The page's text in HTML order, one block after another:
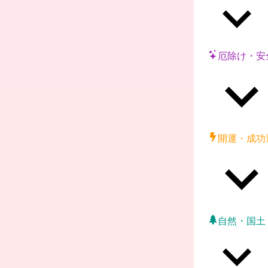
厄除け・安
開運・成功
自然・国土